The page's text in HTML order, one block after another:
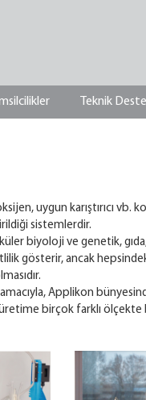
Teknik
uygun karıştırıcı vb.
sistemlerdir.
biyoloji ve genetik,
gösterir, ancak
Applikon
birçok farklı